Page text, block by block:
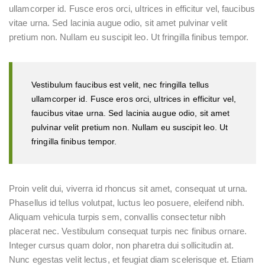
ullamcorper id. Fusce eros orci, ultrices in efficitur vel, faucibus
vitae urna. Sed lacinia augue odio, sit amet pulvinar velit
pretium non. Nullam eu suscipit leo. Ut fringilla finibus tempor.
Vestibulum faucibus est velit, nec fringilla tellus
ullamcorper id. Fusce eros orci, ultrices in efficitur vel,
faucibus vitae urna. Sed lacinia augue odio, sit amet
pulvinar velit pretium non. Nullam eu suscipit leo. Ut
fringilla finibus tempor.
Proin velit dui, viverra id rhoncus sit amet, consequat ut urna.
Phasellus id tellus volutpat, luctus leo posuere, eleifend nibh.
Aliquam vehicula turpis sem, convallis consectetur nibh
placerat nec. Vestibulum consequat turpis nec finibus ornare.
Integer cursus quam dolor, non pharetra dui sollicitudin at.
Nunc egestas velit lectus, et feugiat diam scelerisque et. Etiam